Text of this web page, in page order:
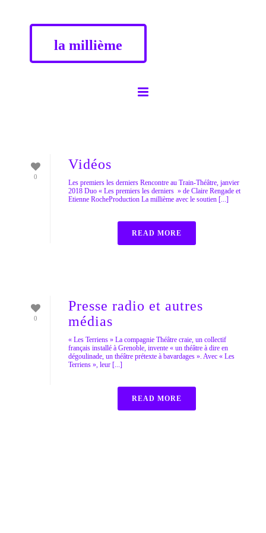
la millième
0
Vidéos
Les premiers les derniers Rencontre au Train-Théâtre, janvier
2018 Duo « Les premiers les derniers » de Claire Rengade et
Etienne RocheProduction La millième avec le soutien [...]
READ MORE
0
Presse radio et autres
médias
« Les Terriens » La compagnie Théâtre craie, un collectif
français installé à Grenoble, invente « un théâtre à dire en
dégoulinade, un théâtre prétexte à bavardages ». Avec « Les
Terriens », leur [...]
READ MORE